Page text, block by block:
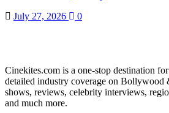
July 27, 2026 0
Cinekites.com is a one-stop destination
detailed industry coverage on
shows, reviews, celebrity interviews,
and much more.